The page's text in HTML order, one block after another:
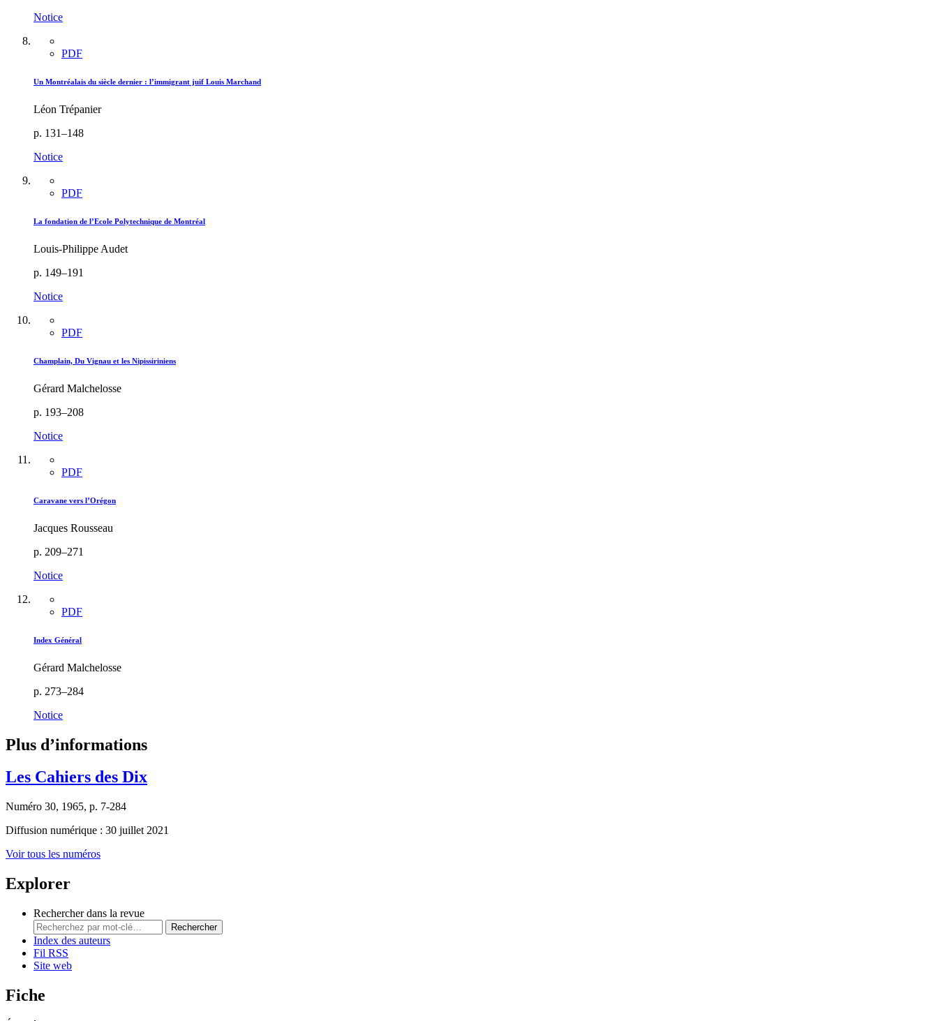
Notice
PDF
Un Montréalais du siècle dernier : l’immigrant juif Louis Marchand
Léon Trépanier
p. 131–148
Notice
PDF
La fondation de l’Ecole Polytechnique de Montréal
Louis-Philippe Audet
p. 149–191
Notice
PDF
Champlain, Du Vignau et les Nipissiriniens
Gérard Malchelosse
p. 193–208
Notice
PDF
Caravane vers l’Orégon
Jacques Rousseau
p. 209–271
Notice
PDF
Index Général
Gérard Malchelosse
p. 273–284
Notice
Plus d’informations
Les Cahiers des Dix
Numéro 30, 1965, p. 7-284
Diffusion numérique : 30 juillet 2021
Voir tous les numéros
Explorer
Rechercher dans la revue
Rechercher
Index des auteurs
Fil RSS
Site web
Fiche